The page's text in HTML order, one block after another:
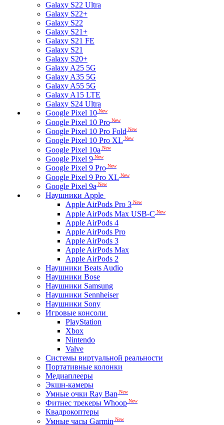
Galaxy S22 Ultra
Galaxy S22+
Galaxy S22
Galaxy S21+
Galaxy S21 FE
Galaxy S21
Galaxy S20+
Galaxy A25 5G
Galaxy A35 5G
Galaxy A55 5G
Galaxy A15 LTE
Galaxy S24 Ultra
Google Pixel 10 New
Google Pixel 10 Pro New
Google Pixel 10 Pro Fold New
Google Pixel 10 Pro XL New
Google Pixel 10a New
Google Pixel 9 New
Google Pixel 9 Pro New
Google Pixel 9 Pro XL New
Google Pixel 9a New
Наушники Apple
Apple AirPods Pro 3 New
Apple AirPods Max USB-C New
Apple AirPods 4
Apple AirPods Pro
Apple AirPods 3
Apple AirPods Max
Apple AirPods 2
Наушники Beats Audio
Наушники Bose
Наушники Samsung
Наушники Sennheiser
Наушники Sony
Игровые консоли
PlayStation
Xbox
Nintendo
Valve
Системы виртуальной реальности
Портативные колонки
Медиаплееры
Экшн-камеры
Умные очки Ray Ban New
Фитнес трекеры Whoop New
Квадрокоптеры
Умные часы Garmin New